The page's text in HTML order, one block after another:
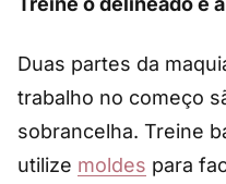
Duas partes da
trabalho no começo
sobrancelha. Treine
utilize moldes para